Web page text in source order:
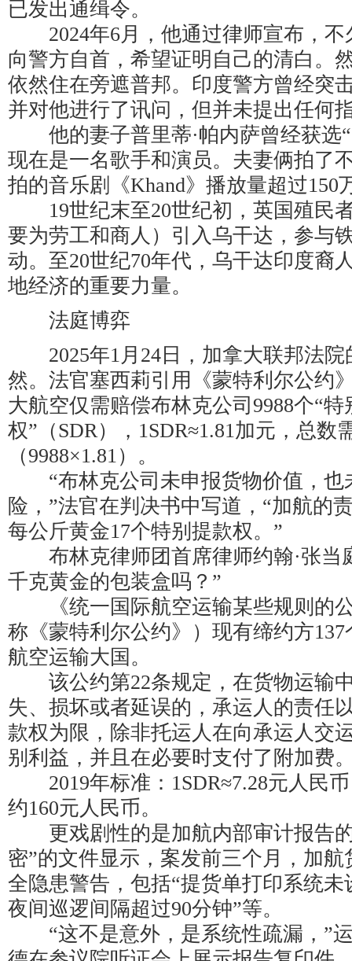
已发出通缉令。
2024年6月，他通过律师宣布，不
向警方自首，希望证明自己的清白。
依然住在旁遮普邦。印度警方曾经突
并对他进行了讯问，但并未提出任何
他的妻子普里蒂·帕内萨曾经获选“
现在是一名歌手和演员。夫妻俩拍了
拍的音乐剧《Khand》播放量超过150
19世纪末至20世纪初，英国殖民
要为劳工和商人）引入乌干达，参与
动。至20世纪70年代，乌干达印度裔
地经济的重要力量。
法庭博弈
2025年1月24日，加拿大联邦法院
然。法官塞西莉引用《蒙特利尔公约
大航空仅需赔偿布林克公司9988个“特
权”（SDR），1SDR≈1.81加元，总数
（9988×1.81）。
“布林克公司未申报货物价值，也
险，”法官在判决书中写道，“加航的
每公斤黄金17个特别提款权。”
布林克律师团首席律师约翰·张当
千克黄金的包装盒吗？”
《统一国际航空运输某些规则的公
称《蒙特利尔公约》）现有缔约方
航空运输大国。
该公约第22条规定，在货物运输
失、损坏或者延误的，承运人的责任
款权为限，除非托运人在向承运人交
别利益，并且在必要时支付了附加费
2019年标准：1SDR≈7.28元人民
约160元人民币。
更戏剧性的是加航内部审计报告的
密”的文件显示，案发前三个月，加
全隐患警告，包括“提货单打印系统未
夜间巡逻间隔超过90分钟”等。
“这不是意外，是系统性疏漏，”运